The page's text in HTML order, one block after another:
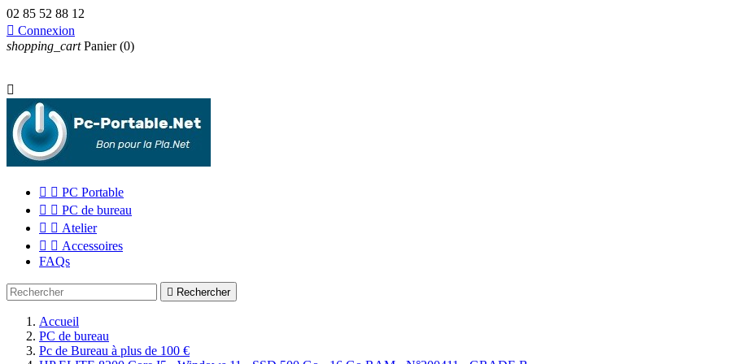
02 85 52 88 12
 Connexion
shopping_cart Panier (0)

  PC Portable
  PC de bureau
  Atelier
  Accessoires
FAQs
 Rechercher
Accueil
PC de bureau
Pc de Bureau à plus de 100 €